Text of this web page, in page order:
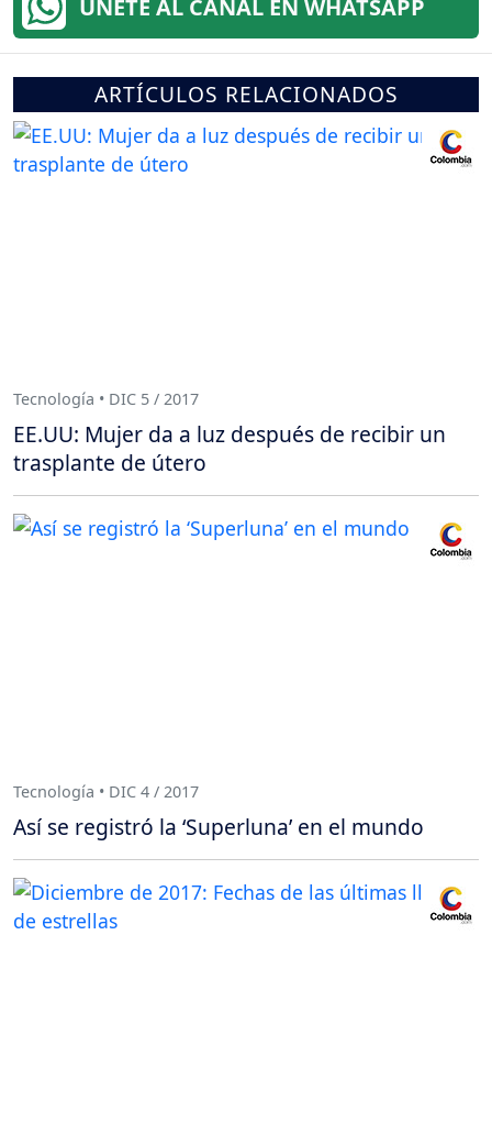
ÚNETE AL CANAL EN WHATSAPP
ARTÍCULOS RELACIONADOS
Tecnología • DIC 5 / 2017
EE.UU: Mujer da a luz después de recibir un
trasplante de útero
Tecnología • DIC 4 / 2017
Así se registró la ‘Superluna’ en el mundo